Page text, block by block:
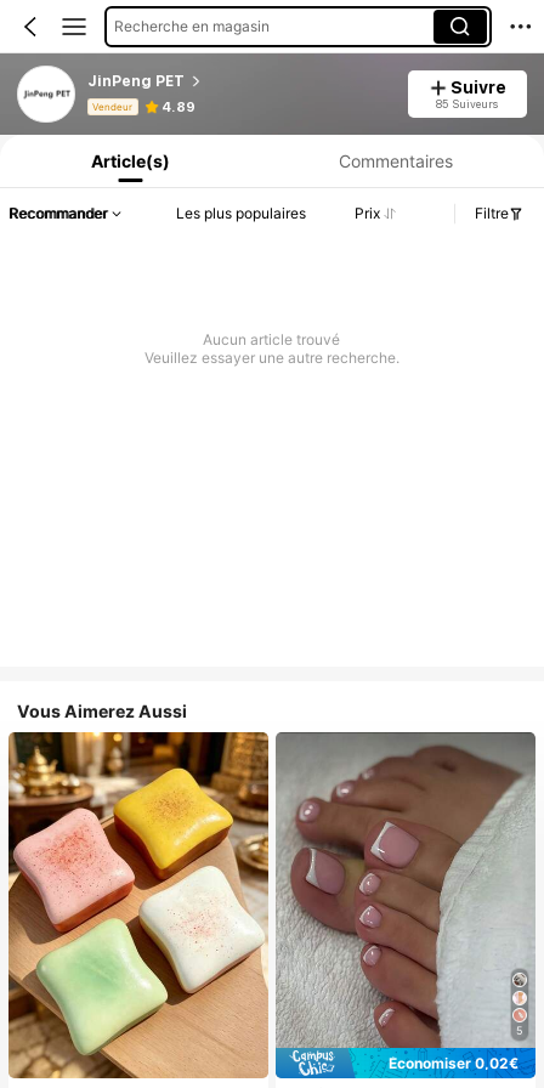
Recherche en magasin
JinPeng PET
Vendeur 4.89
Suivre
85 Suiveurs
Informations produit : Divulgation des prix, détails sur les ventes et le stock.
Article(s) Commentaires
Recommander Les plus populaires Prix Filtre
Aucun article trouvé
Veuillez essayer une autre recherche.
Vous Aimerez Aussi
5
Économiser 0,02€